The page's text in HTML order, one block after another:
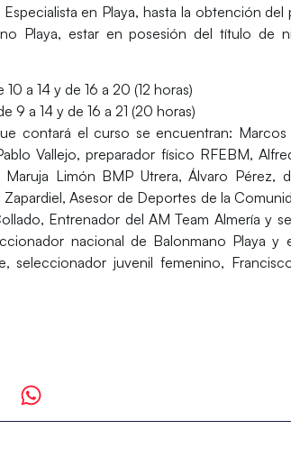
en Playa, hasta la obtención
Playa, estar en posesión del título de
10 a 14 y de 16 a 20 (12 horas)
9 a 14 y de 16 a 21 (20 horas)
contará el curso se encuentran:
Vallejo, preparador físico RFEBM,
Limón BMP Utrera, Álvaro Pérez,
, Asesor de Deportes de la
, Entrenador del AM Team Almería y
nacional de Balonmano Playa y
seleccionador juvenil femenino,